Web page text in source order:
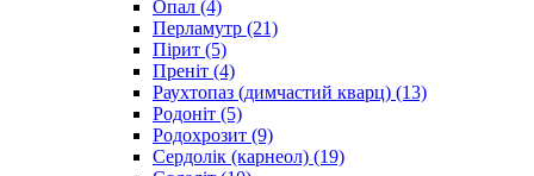
Опал (4)
Перламутр (21)
Пірит (5)
Преніт (4)
Раухтопаз (димчастий кварц) (13)
Родоніт (5)
Родохрозит (9)
Сердолік (карнеол) (19)